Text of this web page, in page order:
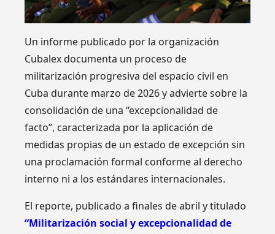
Un informe publicado por la organización
Cubalex documenta un proceso de
militarización progresiva del espacio civil en
Cuba durante marzo de 2026 y advierte sobre la
consolidación de una “excepcionalidad de
facto”, caracterizada por la aplicación de
medidas propias de un estado de excepción sin
una proclamación formal conforme al derecho
interno ni a los estándares internacionales.
El reporte, publicado a finales de abril y titulado
“Militarización social y excepcionalidad de